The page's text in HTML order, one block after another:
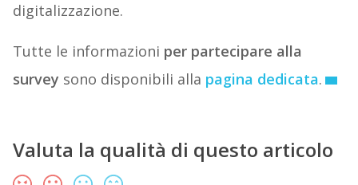
digitalizzazione.
Tutte le informazioni per partecipare alla
survey sono disponibili alla pagina dedicata.
Valuta la qualità di questo articolo